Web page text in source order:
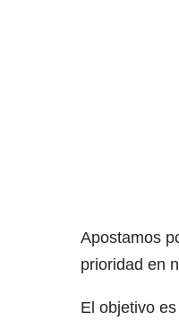
Apostamos
prioridad en
El objetivo